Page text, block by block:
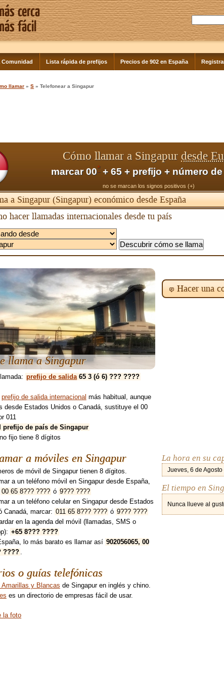
Comunidad Lista rápida de prefijos Precios de 902 en España
llamar »S » Telefonear a Singapur
Cómo llamar a Singapurdesde
marcar 00*+ 65 + prefijo + número
no se marcan los signos positivos (+)
a Singapur (Singapur) económico desde España
hacer llamadas internacionales desde tu país
Hacer una
La hora en su
Jueves, 6 de
El tiempo en
Nunca llueve al
llama a Singapur
prefijo de salida65 3 (ó 6) ??? ????
prefijo de salida internacional más habitual, aunque
desde Estados Unidos o Canadá, sustituye el 00
011
prefijo de país de Singapur
fijo tiene 8 dígitos
a móviles en Singapur
de móvil de Singapur tienen 8 dígitos.
a un teléfono móvil en Singapur desde España,
00 65 8??? ???? ó 9??? ????
a un teléfono celular en Singapur desde Estados
Canadá, marcar: 011 65 8??? ???? ó 9??? ????
en la agenda del móvil (llamadas, SMS o
+65 8??? ????
lo más barato es llamar así 902056065, 00
????
o guías telefónicas
Amarillas y Blancas de Singapur en inglés y chino.
es un directorio de empresas fácil de usar.
la foto